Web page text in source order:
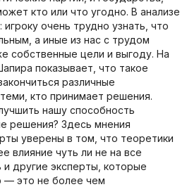
кто или что угодно. В анализе
очень трудно узнать, что
а иные из нас с трудом
собственные цели и выгоду. На
показывает, что такое
различные
кто принимает решения.
нашу способность
решения? Здесь мнения
уверены в том, что теоретики
влияние чуть ли не на все
другие эксперты, которые
— это не более чем